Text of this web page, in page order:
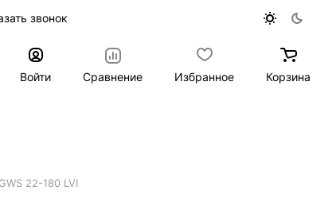
звонок
Войти Сравнение Избранное Корзина
22-180 LVI